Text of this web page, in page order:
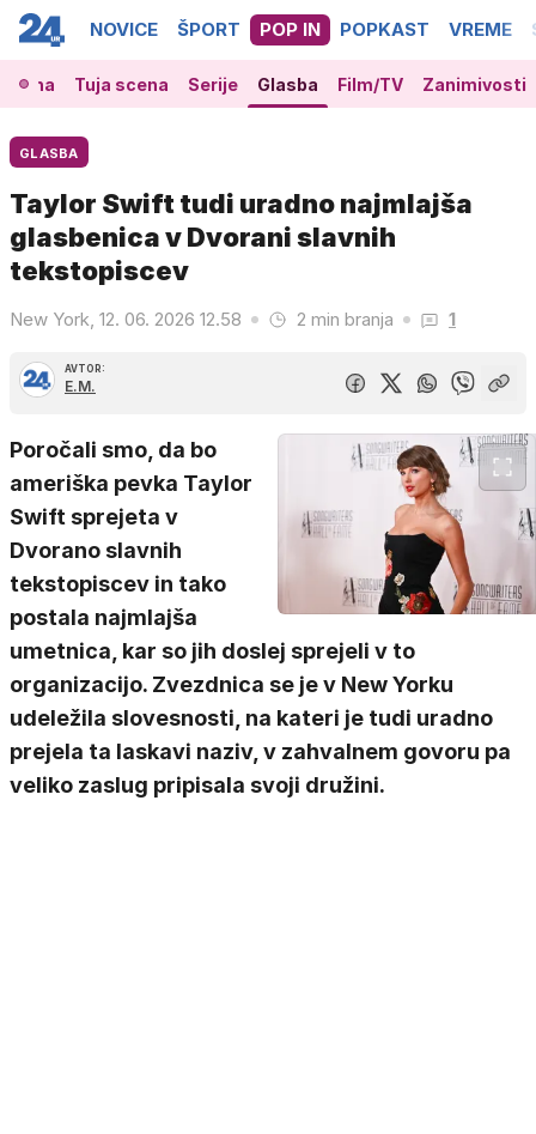
NOVICE ŠPORT POP IN POPKAST VREME
Tuja scena Serije Glasba Film/TV Zanimivosti
GLASBA
Taylor Swift tudi uradno najmlajša
glasbenica v Dvorani slavnih
tekstopiscev
New York, 12. 06. 2026 12.58 2 min branja 1
AVTOR:
E.M.
Poročali smo, da bo
ameriška pevka Taylor
Swift sprejeta v
Dvorano slavnih
tekstopiscev in tako
postala najmlajša
umetnica, kar so jih doslej sprejeli v to
organizacijo. Zvezdnica se je v New Yorku
udeležila slovesnosti, na kateri je tudi uradno
prejela ta laskavi naziv, v zahvalnem govoru pa
veliko zaslug pripisala svoji družini.